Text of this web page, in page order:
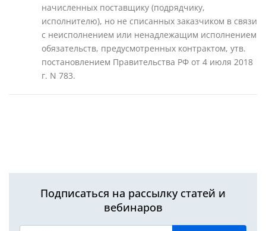
начисленных поставщику (подрядчику,
исполнителю), но не списанных заказчиком в связи
с неисполнением или ненадлежащим исполнением
обязательств, предусмотренных контрактом, утв.
постановлением Правительства РФ от 4 июля 2018
г. N 783.
Подписаться на рассылку статей и
вебинаров